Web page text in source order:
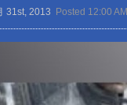
2013 Posted 12:00 AM